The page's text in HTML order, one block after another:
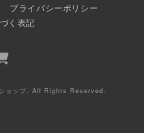
プライバシーポリシー
く表記
ョップ. All Rights Reserved.